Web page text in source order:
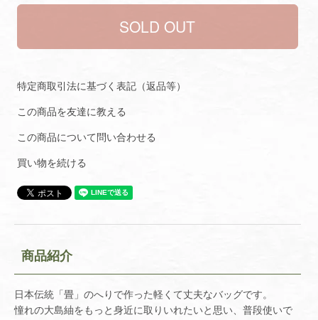
特定商取引法に基づく表記（返品等）
この商品を友達に教える
この商品について問い合わせる
買い物を続ける
商品紹介
日本伝統「畳」のへりで作った軽くて丈夫なバッグです。
憧れの大島紬をもっと身近に取りいれたいと思い、普段使いで